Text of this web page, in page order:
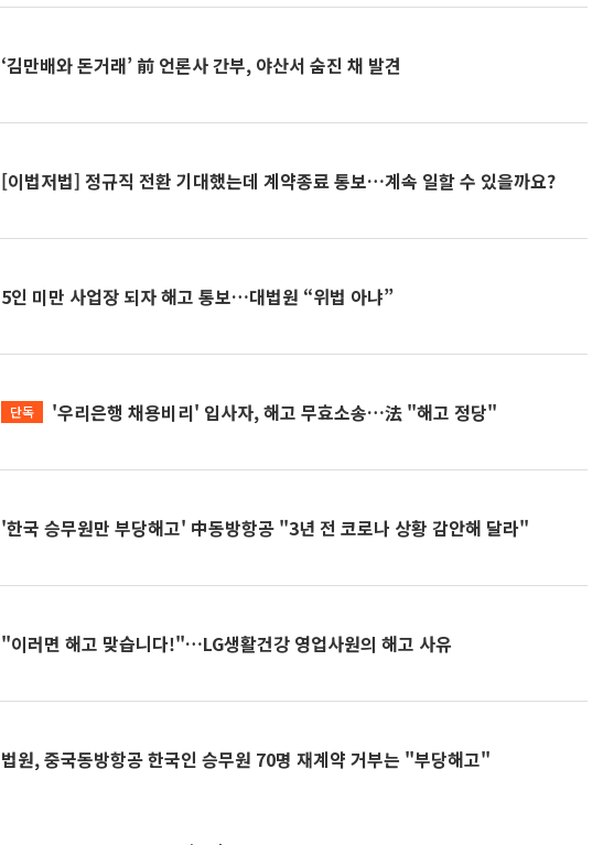
‘김만배와 돈거래’ 前 언론사 간부, 야산서 숨진 채 발견
[이법저법] 정규직 전환 기대했는데 계약종료 통보…계속 일할 수 있을까요?
5인 미만 사업장 되자 해고 통보…대법원 “위법 아냐”
단독 '우리은행 채용비리' 입사자, 해고 무효소송…法 "해고 정당"
'한국 승무원만 부당해고' 中동방항공 "3년 전 코로나 상황 감안해 달라"
"이러면 해고 맞습니다!"…LG생활건강 영업사원의 해고 사유
법원, 중국동방항공 한국인 승무원 70명 재계약 거부는 "부당해고"